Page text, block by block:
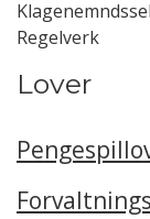
Regelverk
Lover